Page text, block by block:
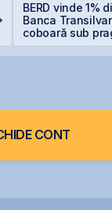
BERD vinde 1%
Banca
coboară sub
CONT